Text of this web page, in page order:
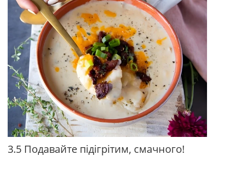
3.5 Подавайте підігрітим, смачного!